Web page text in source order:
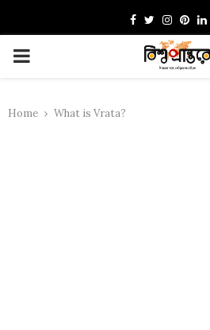
Facebook
Twitter
PRIMARY
Home What is Vrata?